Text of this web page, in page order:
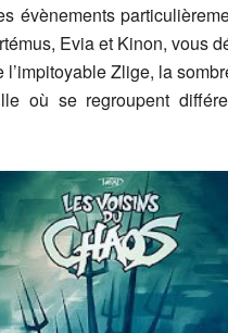
évènements
Evia et Kinon, vous
Zlige, la
où se regroupent